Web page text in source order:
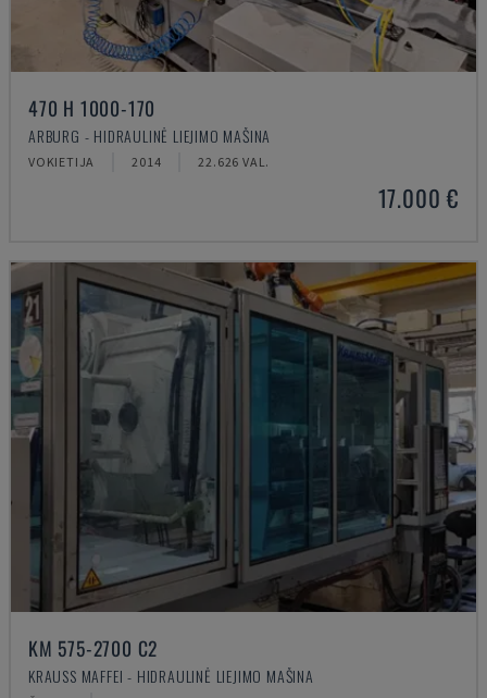
470 H 1000-170
ARBURG - HIDRAULINĖ LIEJIMO MAŠINA
VOKIETIJA 2014 22.626 VAL.
17.000 €
KM 575-2700 C2
KRAUSS MAFFEI - HIDRAULINĖ LIEJIMO MAŠINA